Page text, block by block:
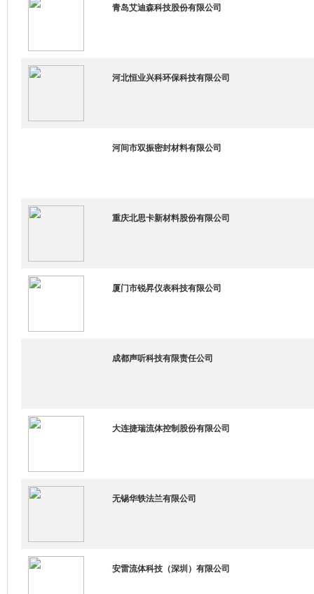
青岛艾迪森科技股份有限公司
河北恒业兴科环保科技有限公司
河间市双振密封材料有限公司
重庆北思卡新材料股份有限公司
厦门市锐昇仪表科技有限公司
成都声听科技有限责任公司
大连捷瑞流体控制股份有限公司
无锡华轶法兰有限公司
安雷流体科技（深圳）有限公司